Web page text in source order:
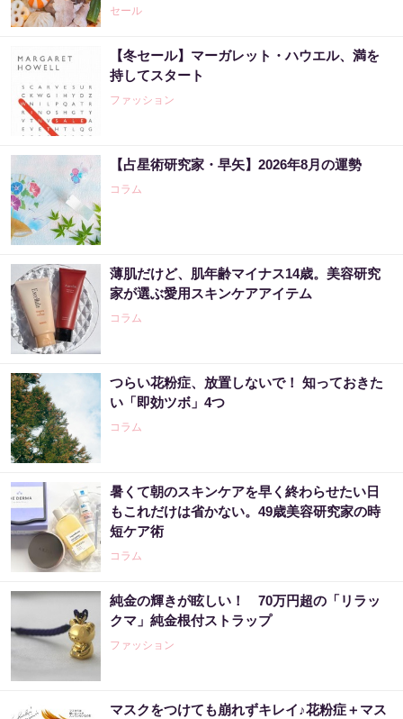
セール
【冬セール】マーガレット・ハウエル、満を
持してスタート
ファッション
【占星術研究家・早矢】2026年8月の運勢
コラム
薄肌だけど、肌年齢マイナス14歳。美容研究
家が選ぶ愛用スキンケアアイテム
コラム
つらい花粉症、放置しないで！ 知っておきた
い「即効ツボ」4つ
コラム
暑くて朝のスキンケアを早く終わらせたい日
もこれだけは省かない。49歳美容研究家の時
短ケア術
コラム
純金の輝きが眩しい！ 70万円超の「リラッ
クマ」純金根付ストラップ
ファッション
マスクをつけても崩れずキレイ♪花粉症＋マス